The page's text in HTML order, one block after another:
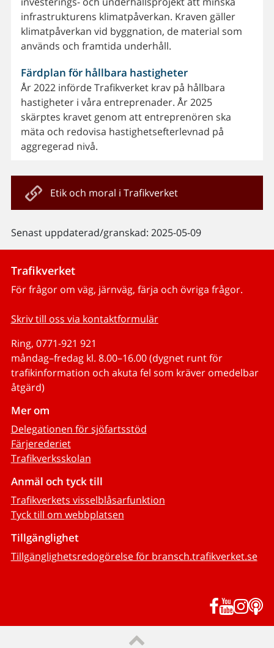
infrastrukturens klimatpåverkan. Kraven gäller
klimatpåverkan vid byggnation, de material som
används och framtida underhåll.
Färdplan för hållbara hastigheter
År 2022 införde Trafikverket krav på hållbara
hastigheter i våra entreprenader. År 2025
skärptes kravet genom att entreprenören ska
mäta och redovisa hastighetsefterlevnad på
aggregerad nivå.
Etik och moral i Trafikverket
Senast uppdaterad/granskad: 2025-05-09
Trafikverket
För frågor om väg, järnväg, färja och övriga frågor.
Skriv till oss via kontaktformulär
Ring, 0771-921 921
måndag–fredag kl. 8.00–16.00 (dygnet runt för
trafikinformation och akuta fel som kräver omedelbar
åtgärd)
Mer om
Delegationen för sjöfartsstöd
Färjerederiet
Trafikverksskolan
Anmäl och tyck till
Trafikverkets visselblåsarfunktion
Tyck till om webbplatsen
Tillgänglighet
Tillgänglighetsredogörelse för bransch.trafikverket.se
Facebook
YouTube